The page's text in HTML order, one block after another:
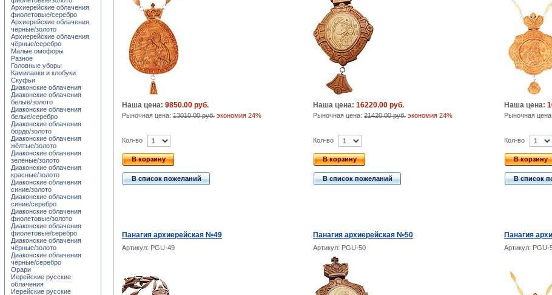
Наша цена: 9850.00 руб.
Рыночная цена: 13010.00 руб. экономия 24%
Наша цена: 16220.00 руб.
Рыночная цена: 21420.00 руб. экономия 24%
Наша цена:
Рыночная цена:
Кол-во
В корзину
В список пожеланий
Кол-во
В корзину
В список пожеланий
Кол-во
В корзину
В список
Панагия архиерейская №49 Панагия архиерейская №50 Панагия
Артикул: PGU-49 Артикул: PGU-50 Артикул: PGU-
Архиерейские облачения
фиолетовые/серебро
Архиерейские облачения
чёрные/золото
Архиерейские облачения
чёрные/серебро
Малые омофоры
Разное
Головные уборы
Камилавки и клобуки
Скуфьи
Диаконские облачения
Диаконские облачения
белые/золото
Диаконские облачения
белые/серебро
Диаконские облачения
бордо/золото
Диаконские облачения
жёлтые/золото
Диаконские облачения
зелёные/золото
Диаконские облачения
красные/золото
Диаконские облачения
синие/золото
Диаконские облачения
синие/серебро
Диаконские облачения
фиолетовые/золото
Диаконские облачения
фиолетовые/серебро
Диаконские облачения
чёрные/золото
Диаконские облачения
чёрные/серебро
Орари
Иерейские русские
облачения
Иерейские русские